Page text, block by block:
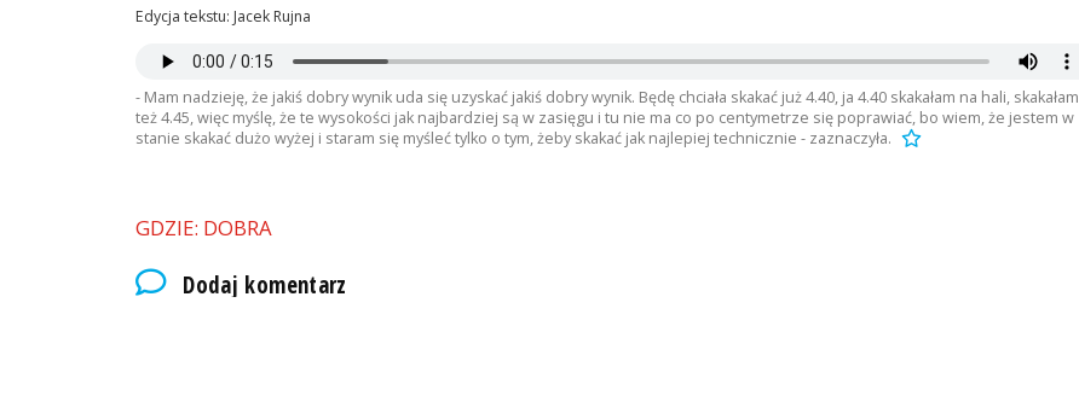
Edycja tekstu: Jacek Rujna
- Mam nadzieję, że jakiś dobry wynik uda się uzyskać jakiś dobry wynik. Będę chciała skakać już 4.40, ja 4.40 skakałam na hali, skakałam
też 4.45, więc myślę, że te wysokości jak najbardziej są w zasięgu i tu nie ma co po centymetrze się poprawiać, bo wiem, że jestem w
stanie skakać dużo wyżej i staram się myśleć tylko o tym, żeby skakać jak najlepiej technicznie - zaznaczyła.
GDZIE: DOBRA
Dodaj komentarz